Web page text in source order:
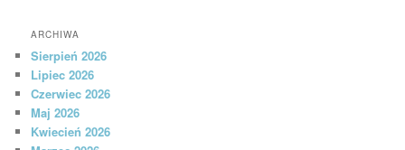
ARCHIWA
Sierpień 2026
Lipiec 2026
Czerwiec 2026
Maj 2026
Kwiecień 2026